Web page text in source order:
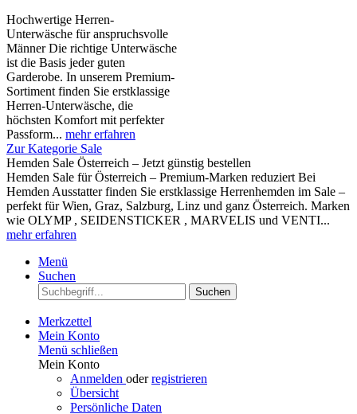
Hochwertige Herren-
Unterwäsche für anspruchsvolle
Männer Die richtige Unterwäsche
ist die Basis jeder guten
Garderobe. In unserem Premium-
Sortiment finden Sie erstklassige
Herren-Unterwäsche, die
höchsten Komfort mit perfekter
Passform... mehr erfahren
Zur Kategorie Sale
Hemden Sale Österreich – Jetzt günstig bestellen
Hemden Sale für Österreich – Premium-Marken reduziert Bei
Hemden Ausstatter finden Sie erstklassige Herrenhemden im Sale –
perfekt für Wien, Graz, Salzburg, Linz und ganz Österreich. Marken
wie OLYMP , SEIDENSTICKER , MARVELIS und VENTI...
mehr erfahren
Menü
Suchen
Suchen
Merkzettel
Mein Konto
Menü schließen
Mein Konto
Anmelden oderregistrieren
Übersicht
Persönliche Daten